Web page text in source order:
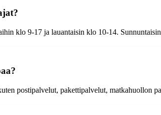
klo 9-17 ja lauantaisin klo 10-14.
postipalvelut, pakettipalvelut, matkahuollon